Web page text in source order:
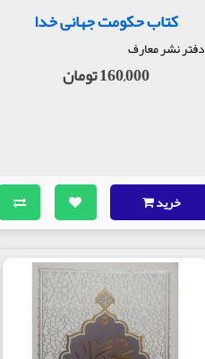
کتاب حکومت جهانی خدا
دفتر نشر معارف
160,000 تومان
خرید